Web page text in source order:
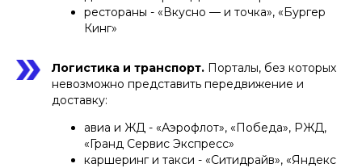
рестораны - «Вкусно — и точка», «Бургер
Кинг»
Логистика и транспорт. Порталы, без которых
невозможно представить передвижение и
доставку:
авиа и ЖД - «Аэрофлот», «Победа», РЖД,
«Гранд Сервис Экспресс»
каршеринг и такси - «Ситидрайв», «Яндекс